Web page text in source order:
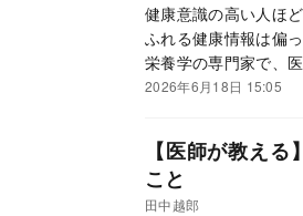
健康意識の高い人ほ
ふれる健康情報は偏
栄養学の専門家で、
「一生役立つ食事の
2026年6月18日 15:05
【医師が教え
こと
田中越郎